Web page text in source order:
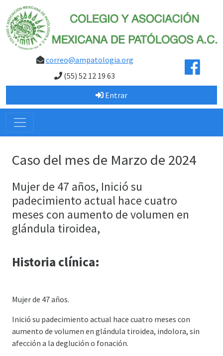
correo@ampatologia.org
(55) 52 12 19 63
Entrar
Caso del mes de Marzo de 2024
Mujer de 47 años, Inició su
padecimiento actual hace cuatro
meses con aumento de volumen en
glándula tiroidea,
Historia clínica:
Mujer de 47 años.
Inició su padecimiento actual hace cuatro meses con
aumento de volumen en glándula tiroidea, indolora, sin
afección a la deglución o fonación.